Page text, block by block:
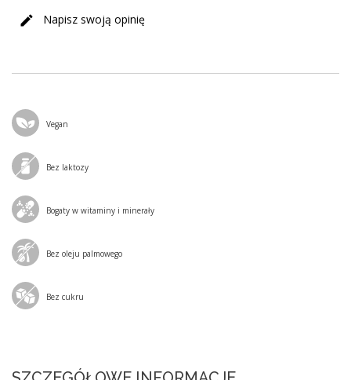
Napisz swoją opinię
Vegan
Bez laktozy
Bogaty w witaminy i minerały
Bez oleju palmowego
Bez cukru